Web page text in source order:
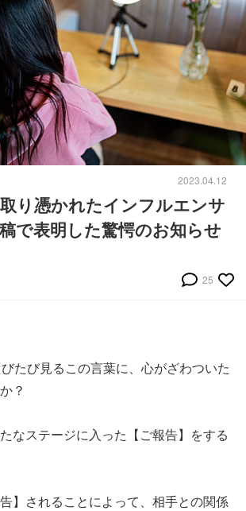
2023.04.12
取り憑かれたインフルエンサ
で表明した驚愕のお知らせ
25
たび見るこの言葉に、心がざわついた
？
なステージに入った【ご報告】をする
】されることによって、相手との関係